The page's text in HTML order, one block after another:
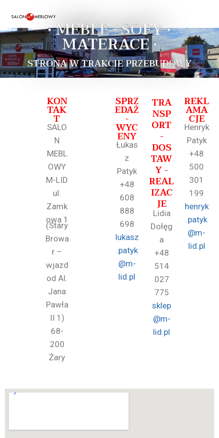
• MEBLE • SOFY •
MATERACE •
STRONA W TRAKCIE PRZEBUDOWY
KON
TAK
T
SALO
N
MEBL
OWY
M-LID
ul.
Zamk
owa 1
(Stary
Browa
r –
wjazd
od Al.
Jana
Pawła
II 1)
68-
200
Żary
SPRZ
EDAŻ
-
WYC
ENY
Łukas
z
Patyk
+48
608
888
698
lukasz
.patyk
@m-
lid.pl
TRA
NSP
ORT
-
DOS
TAW
Y -
REAL
IZAC
JE
Lidia
Dołęg
a
+48
514
027
775
sklep
@m-
lid.pl
REKL
AMA
CJE
Henryk
Patyk
+48
500
301
199
henryk
.patyk
@m-
lid.pl